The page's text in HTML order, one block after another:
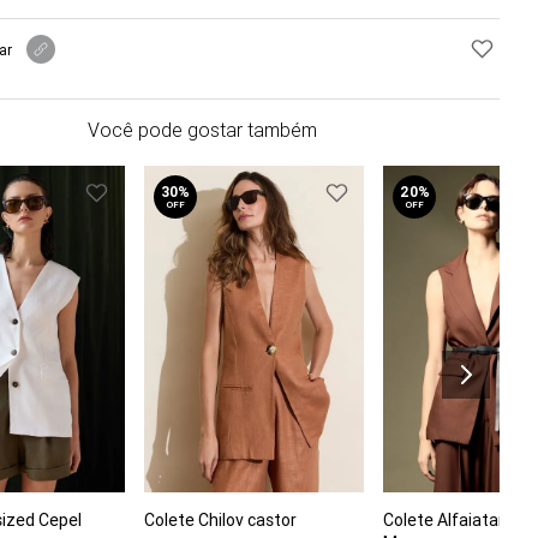
Você pode gostar também
COMPRAR
Cepel
30%
OFF
P G COMPRAR
Colete Chilov castor
20%
OFF
G GG
Colete Alfaiataria